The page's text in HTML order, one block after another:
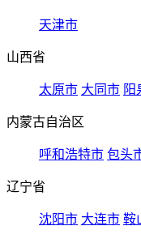
天津市
山西省
太原市 大同市 阳
内蒙古自治区
呼和浩特市 包头
辽宁省
沈阳市 大连市 鞍